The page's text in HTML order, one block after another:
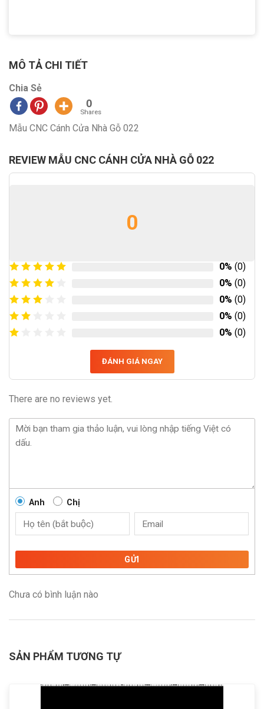
MÔ TẢ CHI TIẾT
Chia Sẻ
0
Shares
Mẫu CNC Cánh Cửa Nhà Gỗ 022
REVIEW MẪU CNC CÁNH CỬA NHÀ GỖ 022
0
0% (0)
0% (0)
0% (0)
0% (0)
0% (0)
ĐÁNH GIÁ NGAY
There are no reviews yet.
Anh Chị
GỬI
Chưa có bình luận nào
SẢN PHẨM TƯƠNG TỰ